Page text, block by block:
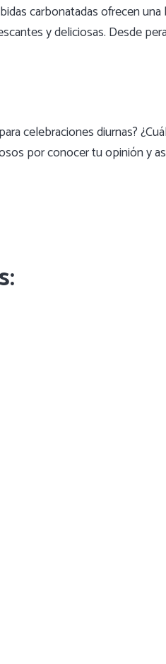
carbonatadas ofrecen
y deliciosas. Desde
celebraciones diurnas?
por conocer tu opinión y